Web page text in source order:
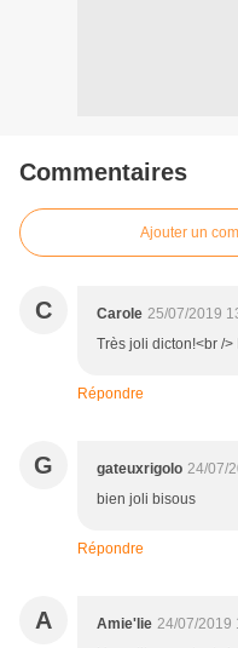
Commentaires
Ajouter un
C Carole 25/07/2019
Très joli dicton!<br />
Répondre
G gateuxrigolo 24/07/
bien joli bisous
Répondre
A Amie'lie 24/07/2019